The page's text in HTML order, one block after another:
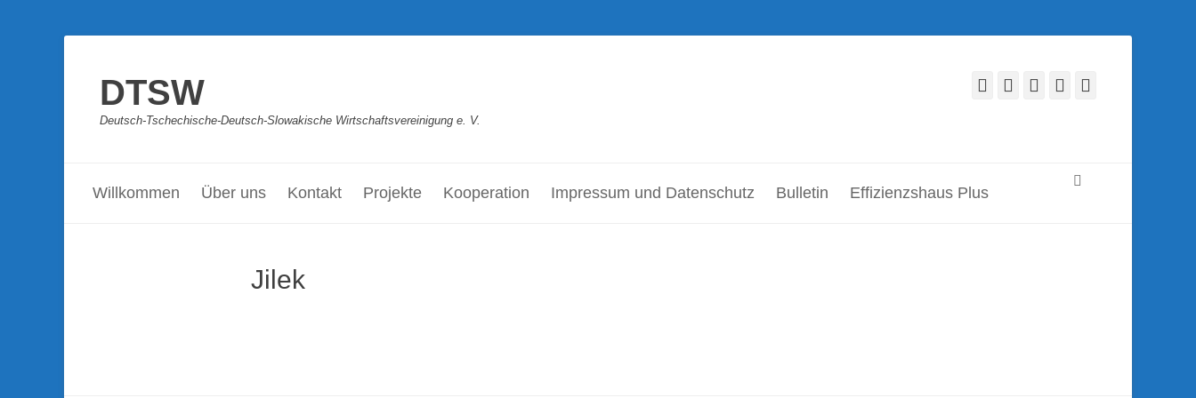
DTSW
Deutsch-Tschechische-Deutsch-Slowakische Wirtschaftsvereinigung e. V.
Facebook
TwitterLinkedInYouTube
Inhalt
Willkommen Über uns Kontakt Projekte Kooperation Impressum und Datenschutz Bulletin Effizienzshaus Plus
Jilek